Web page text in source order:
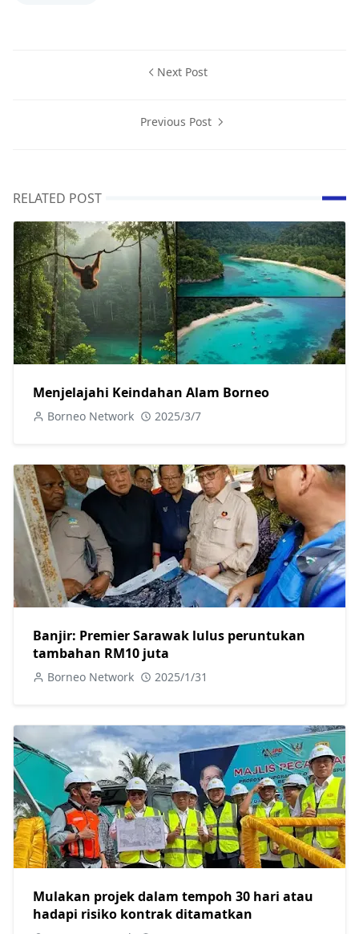
Next Post
Previous Post
RELATED POST
Menjelajahi Keindahan Alam Borneo
Borneo Network 2025/3/7
Banjir: Premier Sarawak lulus peruntukan
tambahan RM10 juta
Borneo Network 2025/1/31
Mulakan projek dalam tempoh 30 hari atau
hadapi risiko kontrak ditamatkan